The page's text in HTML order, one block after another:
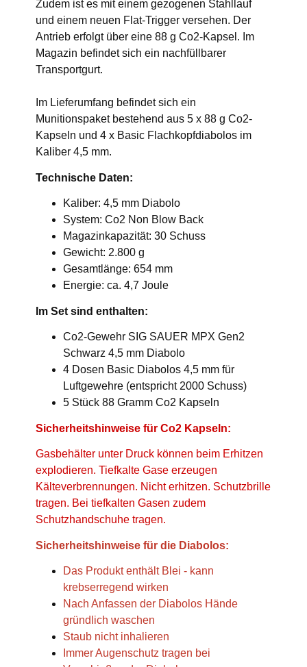
Zudem ist es mit einem gezogenen Stahllauf
und einem neuen Flat-Trigger versehen. Der
Antrieb erfolgt über eine 88 g Co2-Kapsel. Im
Magazin befindet sich ein nachfüllbarer
Transportgurt.
Im Lieferumfang befindet sich ein
Munitionspaket bestehend aus 5 x 88 g Co2-
Kapseln und 4 x Basic Flachkopfdiabolos im
Kaliber 4,5 mm.
Technische Daten:
Kaliber: 4,5 mm Diabolo
System: Co2 Non Blow Back
Magazinkapazität: 30 Schuss
Gewicht: 2.800 g
Gesamtlänge: 654 mm
Energie: ca. 4,7 Joule
Im Set sind enthalten:
Co2-Gewehr SIG SAUER MPX Gen2
Schwarz 4,5 mm Diabolo
4 Dosen Basic Diabolos 4,5 mm für
Luftgewehre (entspricht 2000 Schuss)
5 Stück 88 Gramm Co2 Kapseln
Sicherheitshinweise für Co2 Kapseln:
Gasbehälter unter Druck können beim Erhitzen
explodieren. Tiefkalte Gase erzeugen
Kälteverbrennungen. Nicht erhitzen. Schutzbrille
tragen. Bei tiefkalten Gasen zudem
Schutzhandschuhe tragen.
Sicherheitshinweise für die Diabolos:
Das Produkt enthält Blei - kann
krebserregend wirken
Nach Anfassen der Diabolos Hände
gründlich waschen
Staub nicht inhalieren
Immer Augenschutz tragen bei